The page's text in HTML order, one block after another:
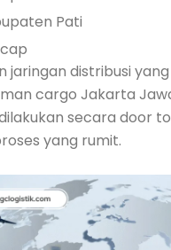
Pati
jaringan distribusi
cargo Jakarta
secara door
yang rumit.